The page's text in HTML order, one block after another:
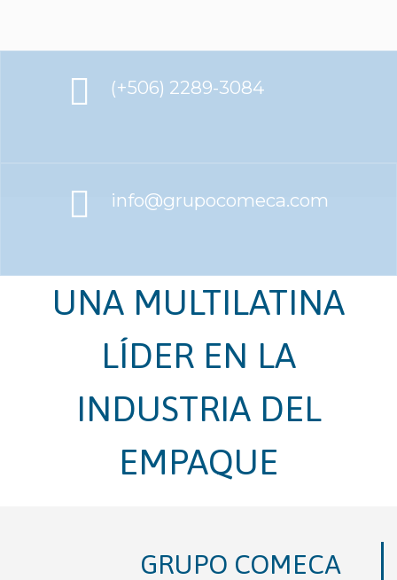
(+506) 2289-3084
info@grupocomeca.com
UNA MULTILATINA
LÍDER EN LA
INDUSTRIA DEL
EMPAQUE
GRUPO COMECA